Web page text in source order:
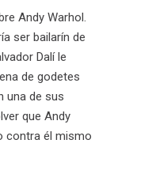
Andy Warhol.
ser bailarín de
Dalí le
de godetes
una de sus
que Andy
contra él mismo